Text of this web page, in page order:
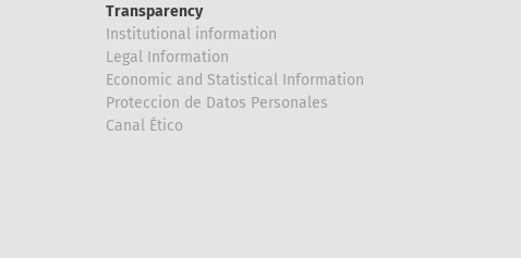
Transparency
Institutional information
Legal Information
Economic and Statistical Information
Proteccion de Datos Personales
Canal Ético